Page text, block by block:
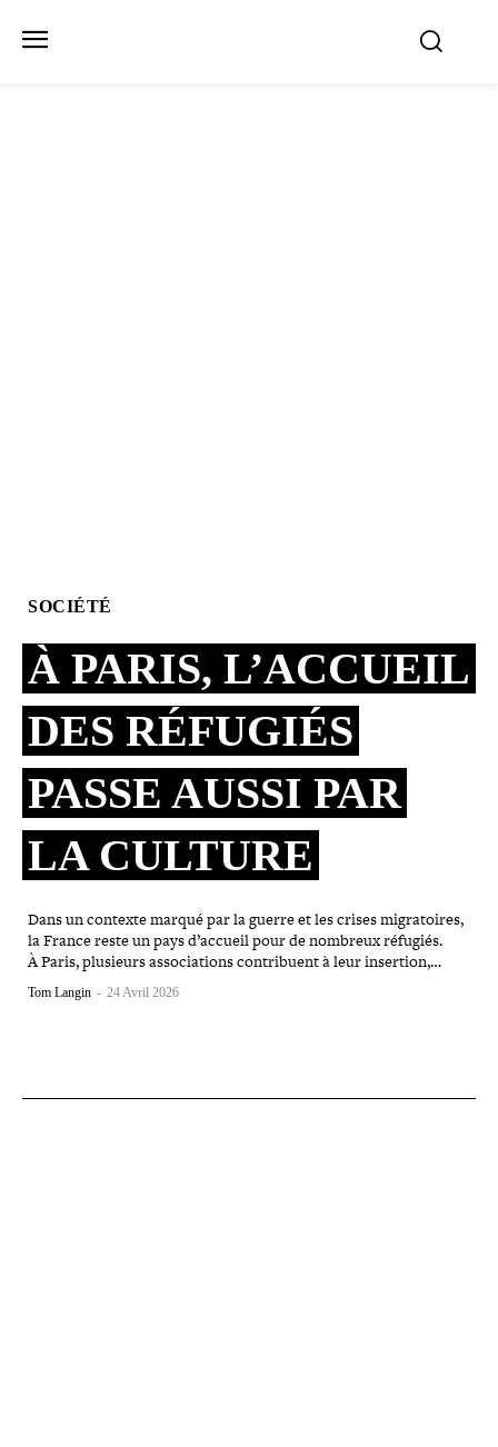
SOCIÉTÉ
À PARIS, L’ACCUEIL
DES RÉFUGIÉS
PASSE AUSSI PAR
LA CULTURE
Dans un contexte marqué par la guerre et les crises migra­toires,
la France reste un pays d’accueil pour de nombreux réfugiés.
À Paris, plusieurs asso­cia­tions contri­buent à leur insertion,…
Tom Langin - 24 Avril 2026